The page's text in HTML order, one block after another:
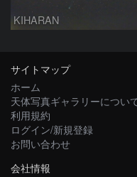
KIHARAN
サイトマップ
ホーム
天体写真ギャラリーについ
利用規約
ログイン/新規登録
お問い合わせ
会社情報